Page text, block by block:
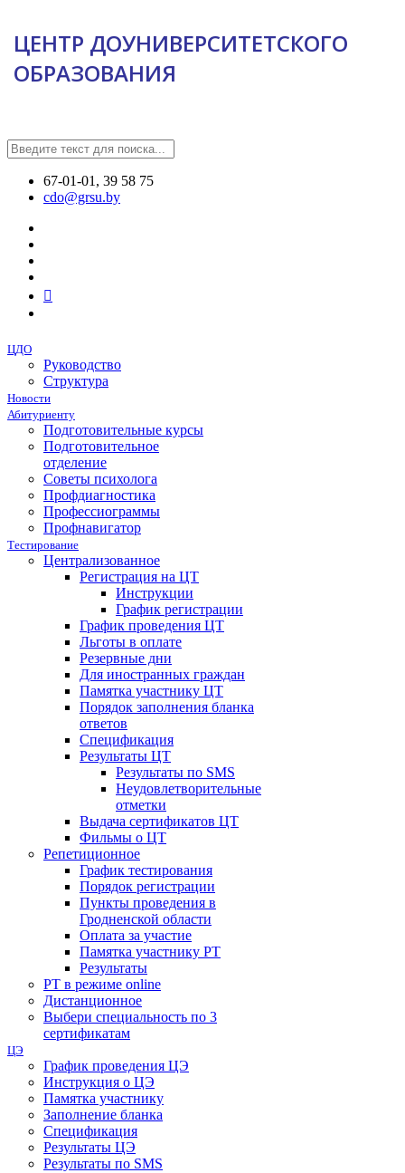
ЦЕНТР ДОУНИВЕРСИТЕТСКОГО
ОБРАЗОВАНИЯ
67-01-01, 39 58 75
cdo@grsu.by
ЦДО
Руководство
Структура
Новости
Абитуриенту
Подготовительные курсы
Подготовительное
отделение
Советы психолога
Профдиагностика
Профессиограммы
Профнавигатор
Тестирование
Централизованное
Регистрация на ЦТ
Инструкции
График регистрации
График проведения ЦТ
Льготы в оплате
Резервные дни
Для иностранных граждан
Памятка участнику ЦТ
Порядок заполнения бланка
ответов
Спецификация
Результаты ЦТ
Результаты по SMS
Неудовлетворительные
отметки
Выдача сертификатов ЦТ
Фильмы о ЦТ
Репетиционное
График тестирования
Порядок регистрации
Пункты проведения в
Гродненской области
Оплата за участие
Памятка участнику РТ
Результаты
РТ в режиме online
Дистанционное
Выбери специальность по 3
сертификатам
ЦЭ
График проведения ЦЭ
Инструкция о ЦЭ
Памятка участнику
Заполнение бланка
Спецификация
Результаты ЦЭ
Результаты по SMS